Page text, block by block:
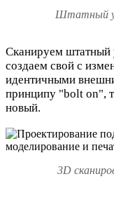
Штатный
Сканируем штатный
создаем свой с
идентичными
принципу "bolt on",
новый.
3D